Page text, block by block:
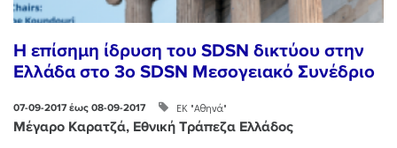
Η επίσημη ίδρυση του SDSN δικτύου στην
Ελλάδα στο 3o SDSN Mεσογειακό Συνέδριο
07-09-2017 έως 08-09-2017 ΕΚ "Αθηνά"
Μέγαρο Καρατζά, Εθνική Τράπεζα Ελλάδος